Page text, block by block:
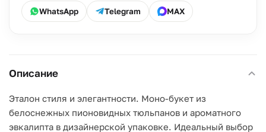
WhatsApp
Telegram MAX
Описание
Эталон стиля и элегантности. Моно-букет из
белоснежных пионовидных тюльпанов и ароматного
эвкалипта в дизайнерской упаковке. Идеальный выбор